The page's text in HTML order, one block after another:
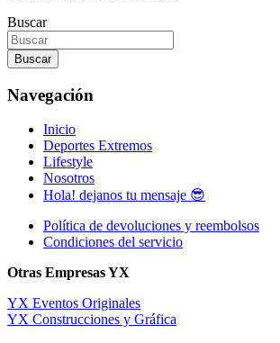
Buscar
Buscar
Navegación
Inicio
Deportes Extremos
Lifestyle
Nosotros
Hola! dejanos tu mensaje 😎
Política de devoluciones y reembolsos
Condiciones del servicio
Otras Empresas YX
YX Eventos Originales
YX Construcciones y Gráfica